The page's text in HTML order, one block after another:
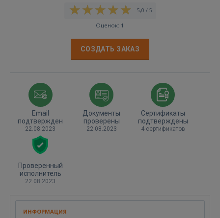
5,0 / 5
Оценок: 1
СОЗДАТЬ ЗАКАЗ
Email
подтвержден
22.08.2023
Документы
проверены
22.08.2023
Сертификаты
подтверждены
4 сертификатов
Проверенный
исполнитель
22.08.2023
ИНФОРМАЦИЯ